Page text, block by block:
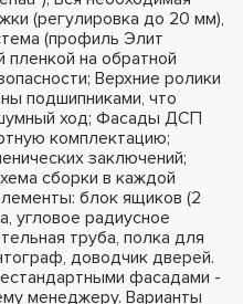
(регулировка до 20 мм),
(профиль Элит
пленкой на обратной
Верхние ролики
подшипниками, что
ход; Фасады ДСП
комплектацию;
заключений;
сборки в каждой
блок ящиков (2
угловое радиусное
труба, полка для
доводчик дверей.
фасадами -
менеджеру. Варианты